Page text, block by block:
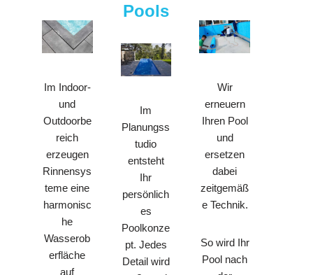
Im Indoor-
und
Outdoorbe
reich
erzeugen
Rinnensys
teme eine
harmonisc
he
Wasserob
erfläche
auf
Pools
Im
Planungss
tudio
entsteht
Ihr
persönlich
es
Poolkonze
pt. Jedes
Detail wird
Wir
erneuern
Ihren Pool
und
ersetzen
dabei
zeitgemäß
e Technik.
So wird Ihr
Pool nach